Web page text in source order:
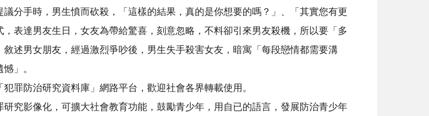
議分手時，男生憤而砍殺，「這樣的結果，真的是你想要的嗎？」、「其實您有更
表達男友生日，女友為帶給驚喜，刻意忽略，不料卻引來男友殺機，所以要「多
述男女朋友，經過激烈爭吵後，男生失手殺害女友，暗寓「每段戀情都需要溝
」。
罪防治研究資料庫」網路平台，歡迎社會各界轉載使用。
究影像化，可擴大社會教育功能，鼓勵青少年，用自已的語言，發展防治青少年